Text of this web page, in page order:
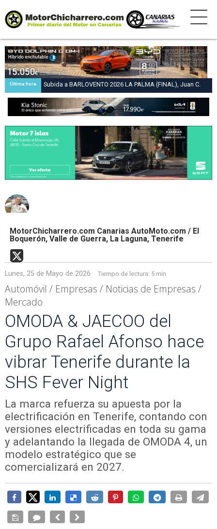
Última hora
Subida a BARLOVENTO 2026 LA PALMA (FINAL), Juan C.
Brito y Carlos A. Pérez hacen suya la victoria en la 47 Subida
a Barlovento
MotorChicharrero.com Canarias AutoMoto.com / El
Boquerón, Valle de Guerra, La Laguna, Tenerife
Lunes, 25 de Mayo de 2026 Tiempo de lectura: 5 min
Automóvil / Empresas / Noticias de Empresas /
Mercado
OMODA & JAECOO del
Grupo Rafael Afonso hace
vibrar Tenerife durante la
SHS Fever Night
La marca refuerza su apuesta por la
electrificación en Tenerife, contando con
versiones electrificadas en toda su gama
y adelantando la llegada de OMODA 4, un
modelo estratégico que se
comercializará en 2027.